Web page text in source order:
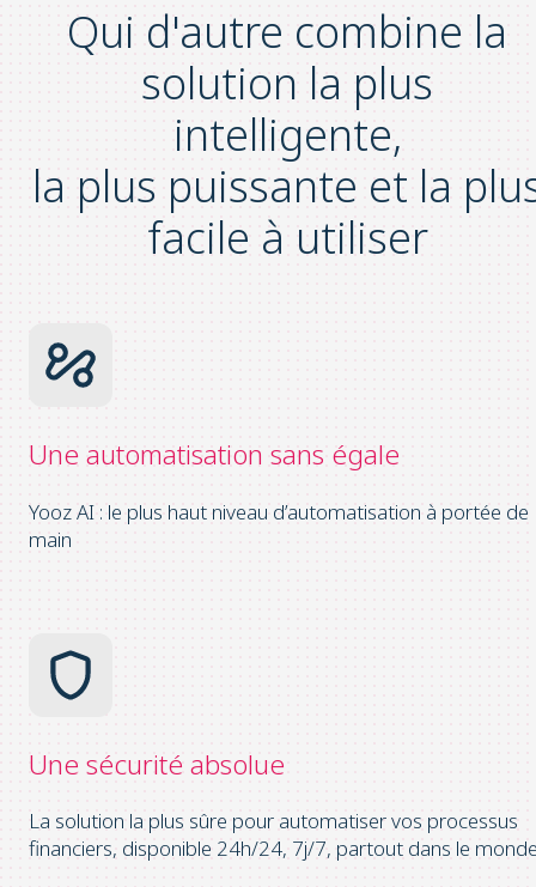
Qui d'autre combine la
solution la plus
intelligente,
la plus puissante et la
facile à utiliser
Une automatisation sans égale
Yooz AI : le plus haut niveau d’automatisation à portée de
main
Une sécurité absolue
La solution la plus sûre pour automatiser vos processus
financiers, disponible 24h/24, 7j/7, partout dans le